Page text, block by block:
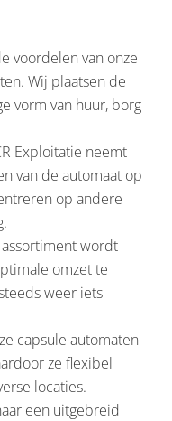
voordelen van onze
Wij plaatsen de
vorm van huur, borg
Exploitatie neemt
van de automaat op
op andere
assortiment wordt
omzet te
weer iets
capsule automaten
ze flexibel
locaties.
een uitgebreid